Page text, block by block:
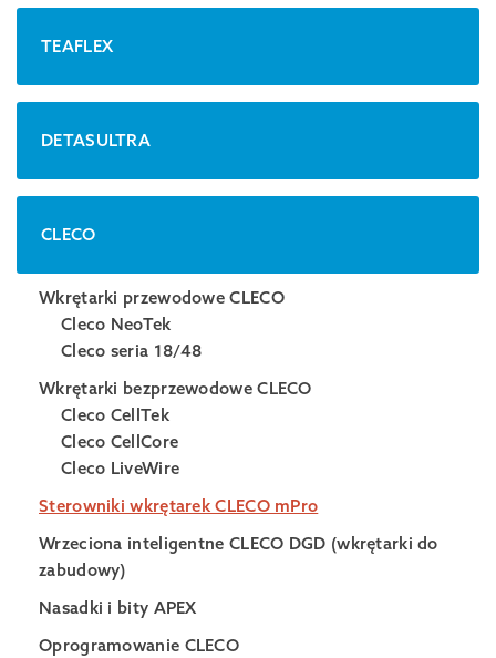
TEAFLEX
DETASULTRA
CLECO
Wkrętarki przewodowe CLECO
Cleco NeoTek
Cleco seria 18/48
Wkrętarki bezprzewodowe CLECO
Cleco CellTek
Cleco CellCore
Cleco LiveWire
Sterowniki wkrętarek CLECO mPro
Wrzeciona inteligentne CLECO DGD (wkrętarki do
zabudowy)
Nasadki i bity APEX
Oprogramowanie CLECO